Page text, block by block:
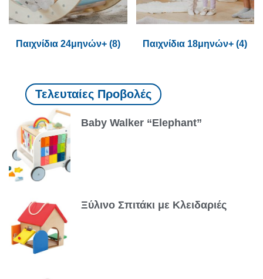
Παιχνίδια 24μηνών+ (8) Παιχνίδια 18μηνών+(4)
Τελευταίες Προβολές
Baby Walker “Elephant”
Ξύλινο Σπιτάκι με Κλειδαριές